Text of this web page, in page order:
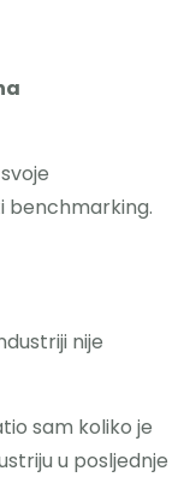
benchmarking.
nije
sam koliko je
u posljednje